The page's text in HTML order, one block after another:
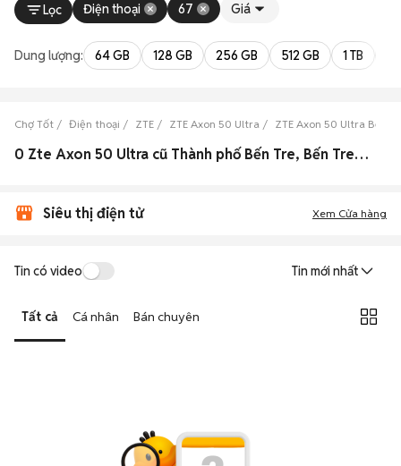
Lọc Điện thoại 67 Giá
Dung lượng: 64 GB 128 GB 256 GB 512 GB 1 TB
Chợ Tốt Điện thoại ZTE ZTE Axon 50 Ultra ZTE Axon 50 Ultra Bến
0 Zte Axon 50 Ultra cũ Thành phố Bến Tre, Bến Tre đẹp
Siêu thị điện tử Xem Cửa hàng
Tin có video Tin mới nhất
Tất cả Cá nhân Bán chuyên